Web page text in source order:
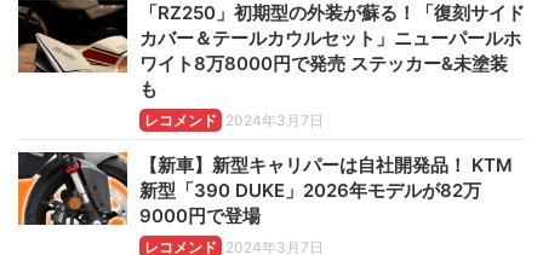
「RZ250」初期型の外装が蘇る！「復刻サイド
カバー＆テールカウルセット」ニューパールホ
ワイト8万8000円で発売 ステッカー&未塗装
も
レコメンド 2024年3月7日
【新車】新型キャリパーは自社開発品！ KTM
新型「390 DUKE」2026年モデルが82万
9000円で登場
レコメンド 2024年3月7日